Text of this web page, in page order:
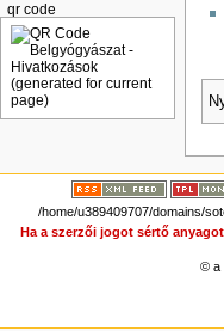
qr code
/home/u389409707/domains/
Ha a szerzői jogot sértő
© a